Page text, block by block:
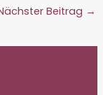
Beitrag →